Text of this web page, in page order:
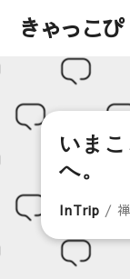
きゃっこぴ
いま
へ。
InTrip /